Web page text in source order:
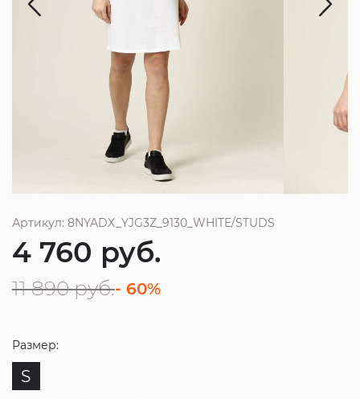
Артикул: 8NYADX_YJG3Z_9130_WHITE/STUDS
4 760 руб.
11 890 руб.- 60%
Размер:
S